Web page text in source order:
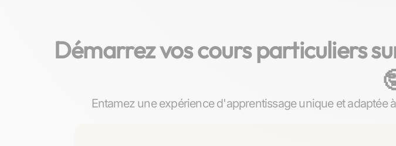
Démarrez vos cours particuliers
Entamez une expérience d'apprentissage unique et adaptée